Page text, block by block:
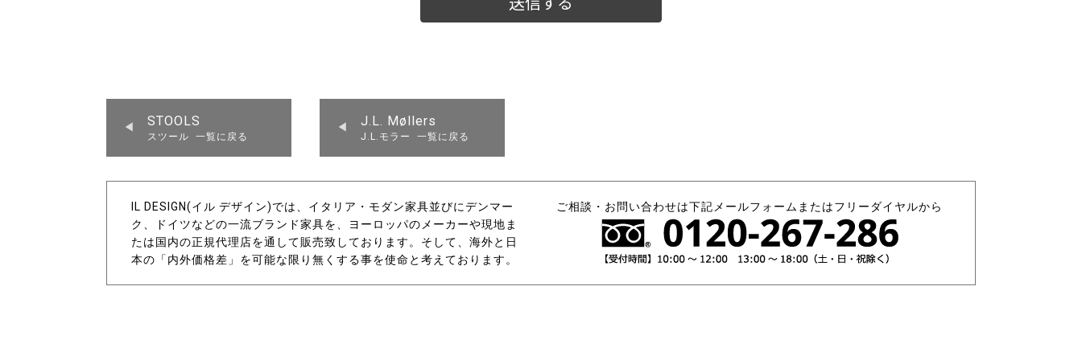
STOOLS
スツール 一覧に戻る
J.L. Møllers
J.L.モラー 一覧に戻る
IL DESIGN(イル デザイン)では、イタリア・モダン家具並びにデンマー
ク、ドイツなどの一流ブランド家具を、ヨーロッパのメーカーや現地ま
たは国内の正規代理店を通して販売致しております。そして、海外と日
本の「内外価格差」を可能な限り無くする事を使命と考えております。
ご相談・お問い合わせは下記メールフォームまたはフリーダイヤルから